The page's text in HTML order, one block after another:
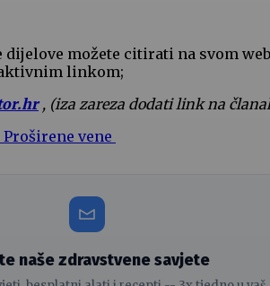
dijelove možete citirati na svom
linkom;
, (iza zareza dodati link na
vene
naše zdravstvene savjete